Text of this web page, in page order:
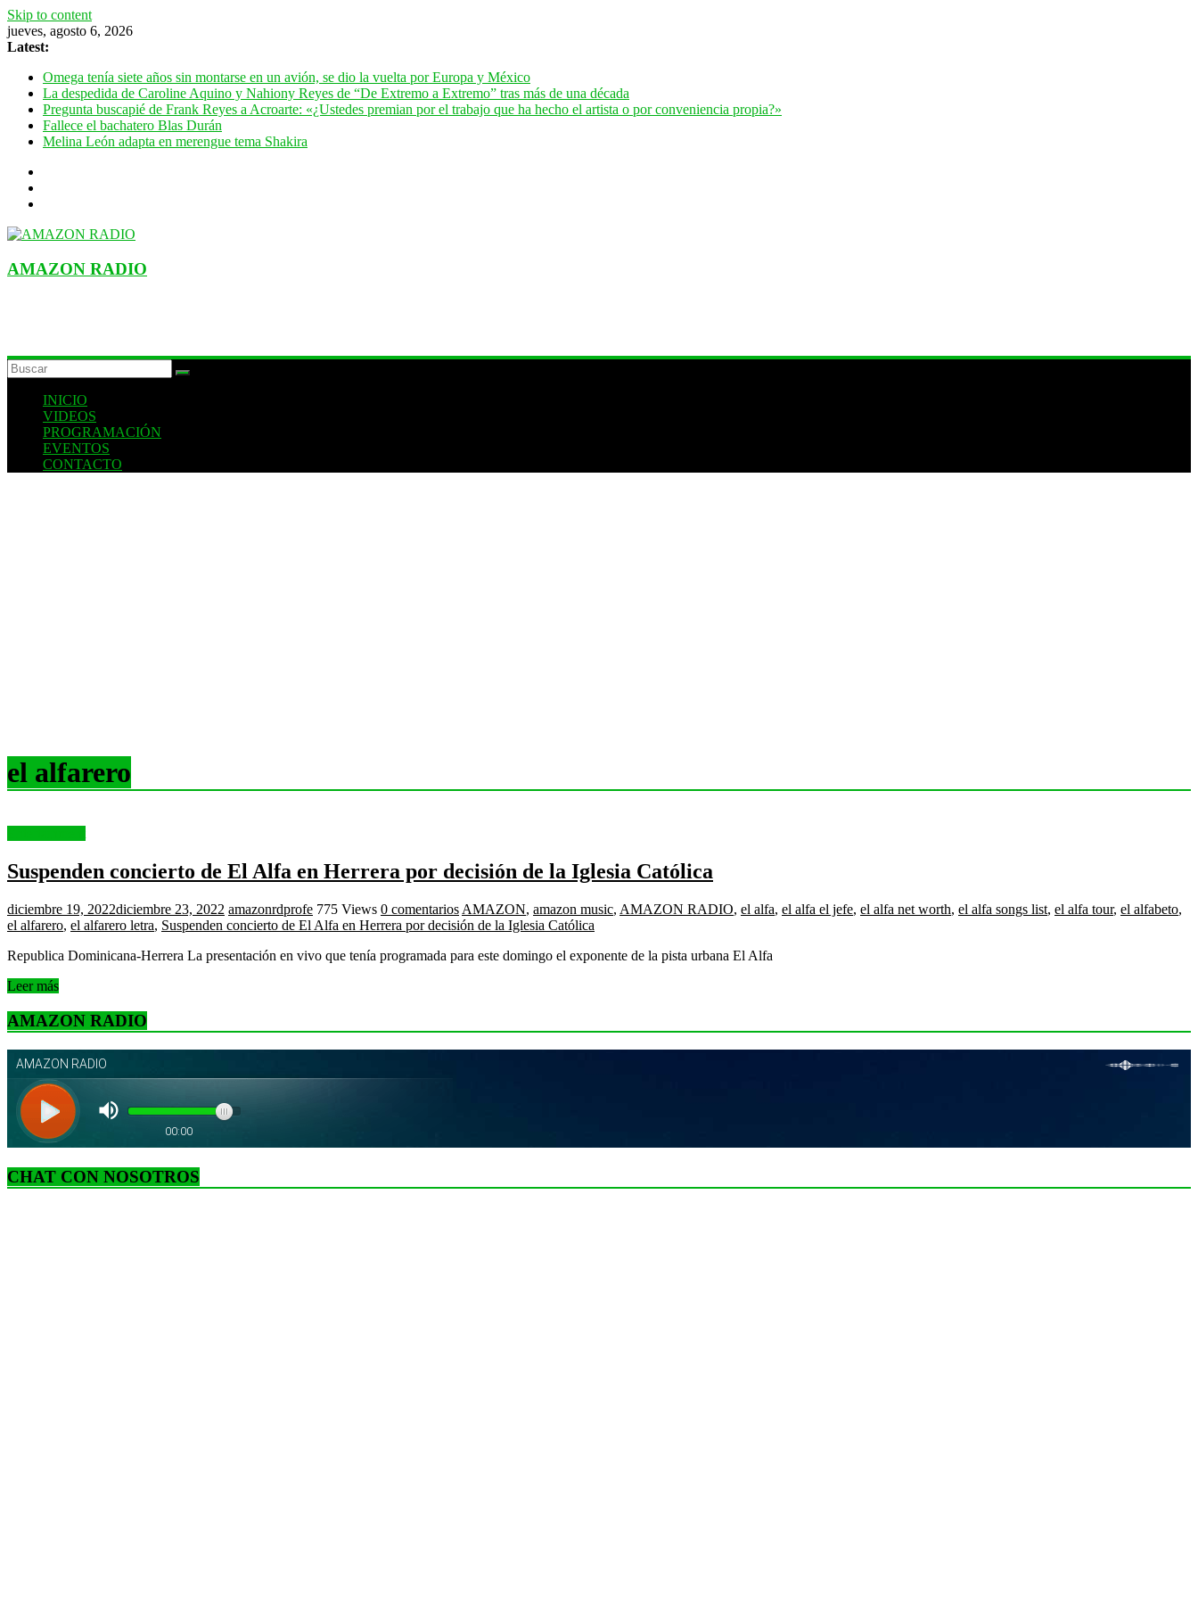
Skip to content
jueves, agosto 6, 2026
Latest:
Omega tenía siete años sin montarse en un avión, se dio la vuelta por Europa y México
La despedida de Caroline Aquino y Nahiony Reyes de “De Extremo a Extremo” tras más de una década
Pregunta buscapié de Frank Reyes a Acroarte: «¿Ustedes premian por el trabajo que ha hecho el artista o por conveniencia propia?»
Fallece el bachatero Blas Durán
Melina León adapta en merengue tema Shakira
AMAZON RADIO
INICIO
VIDEOS
PROGRAMACIÓN
EVENTOS
CONTACTO
el alfarero
Suspenden concierto de El Alfa en Herrera por decisión de la Iglesia Católica
diciembre 19, 2022diciembre 23, 2022 amazonrdprofe 775 Views 0 comentarios AMAZON, amazon music, AMAZON RADIO, el alfa, el alfa el jefe, el alfa net worth, el alfa songs list, el alfa tour, el alfabeto,
el alfarero, el alfarero letra, Suspenden concierto de El Alfa en Herrera por decisión de la Iglesia Católica
Republica Dominicana-Herrera La presentación en vivo que tenía programada para este domingo el exponente de la pista urbana El Alfa
Leer más
AMAZON RADIO
CHAT CON NOSOTROS